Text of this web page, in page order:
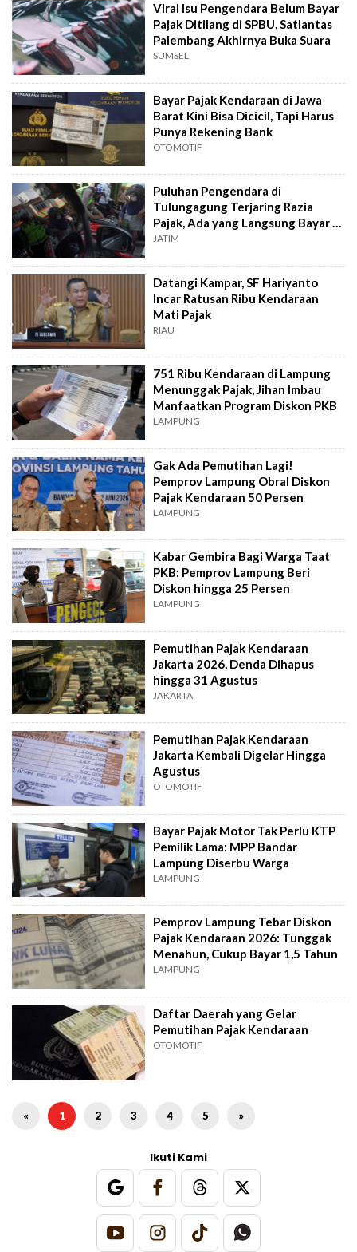
Viral Isu Pengendara Belum Bayar
Pajak Ditilang di SPBU, Satlantas
Palembang Akhirnya Buka Suara
SUMSEL
Bayar Pajak Kendaraan di Jawa
Barat Kini Bisa Dicicil, Tapi Harus
Punya Rekening Bank
OTOMOTIF
Puluhan Pengendara di
Tulungagung Terjaring Razia
Pajak, Ada yang Langsung Bayar di
Tempat
JATIM
Datangi Kampar, SF Hariyanto
Incar Ratusan Ribu Kendaraan
Mati Pajak
RIAU
751 Ribu Kendaraan di Lampung
Menunggak Pajak, Jihan Imbau
Manfaatkan Program Diskon PKB
LAMPUNG
Gak Ada Pemutihan Lagi!
Pemprov Lampung Obral Diskon
Pajak Kendaraan 50 Persen
LAMPUNG
Kabar Gembira Bagi Warga Taat
PKB: Pemprov Lampung Beri
Diskon hingga 25 Persen
LAMPUNG
Pemutihan Pajak Kendaraan
Jakarta 2026, Denda Dihapus
hingga 31 Agustus
JAKARTA
Pemutihan Pajak Kendaraan
Jakarta Kembali Digelar Hingga
Agustus
OTOMOTIF
Bayar Pajak Motor Tak Perlu KTP
Pemilik Lama: MPP Bandar
Lampung Diserbu Warga
LAMPUNG
Pemprov Lampung Tebar Diskon
Pajak Kendaraan 2026: Tunggak
Menahun, Cukup Bayar 1,5 Tahun
LAMPUNG
Daftar Daerah yang Gelar
Pemutihan Pajak Kendaraan
OTOMOTIF
« 1 2 3 4 5 »
Ikuti Kami